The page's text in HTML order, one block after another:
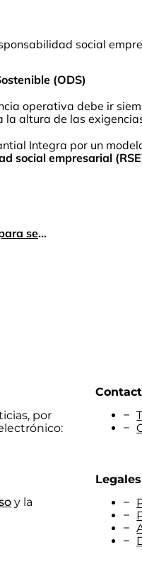
social
(ODS)
operativa debe ir
altura de las
Integra por un
social empresarial
El INSST y Fundación Manantial se alían para seguir mejorando la inclusión y reforzar la salud mental en el trabajo
por
y la
Legales